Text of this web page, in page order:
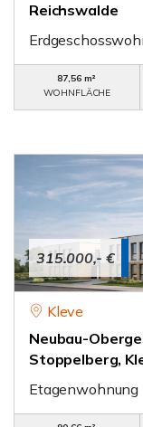
Reichswalde
87,56 m²
WOHNFLÄCHE
315.000,- €
Kleve
Neubau-
Stoppelberg,
Etagenwohnung